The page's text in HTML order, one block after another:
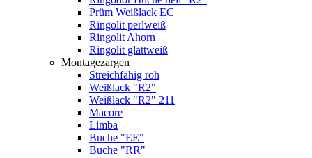
Prüm Weißlack EC
Ringolit perlweiß
Ringolit Ahorn
Ringolit glattweiß
Montagezargen
Streichfähig roh
Weißlack "R2"
Weißlack "R2" 211
Macore
Limba
Buche "EE"
Buche "RR"